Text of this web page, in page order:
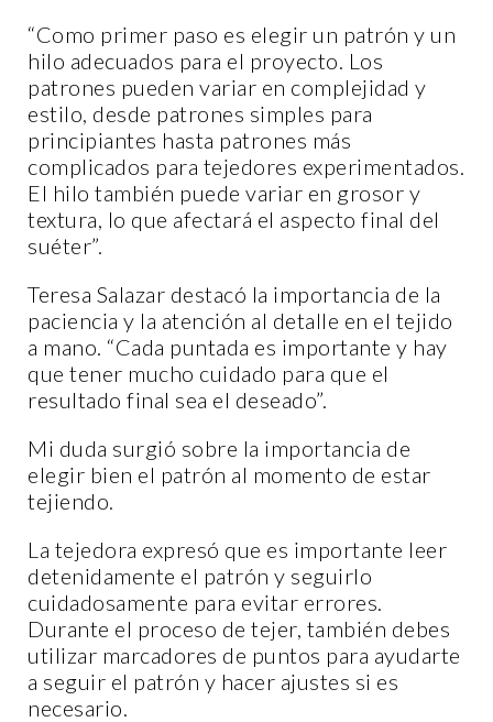
“Como primer paso es elegir un patrón y un
hilo adecuados para el proyecto. Los
patrones pueden variar en complejidad y
estilo, desde patrones simples para
principiantes hasta patrones más
complicados para tejedores experimentados.
El hilo también puede variar en grosor y
textura, lo que afectará el aspecto final del
suéter”.
Teresa Salazar destacó la importancia de la
paciencia y la atención al detalle en el tejido
a mano. “Cada puntada es importante y hay
que tener mucho cuidado para que el
resultado final sea el deseado”.
Mi duda surgió sobre la importancia de
elegir bien el patrón al momento de estar
tejiendo.
La tejedora expresó que es importante leer
detenidamente el patrón y seguirlo
cuidadosamente para evitar errores.
Durante el proceso de tejer, también debes
utilizar marcadores de puntos para ayudarte
a seguir el patrón y hacer ajustes si es
necesario.